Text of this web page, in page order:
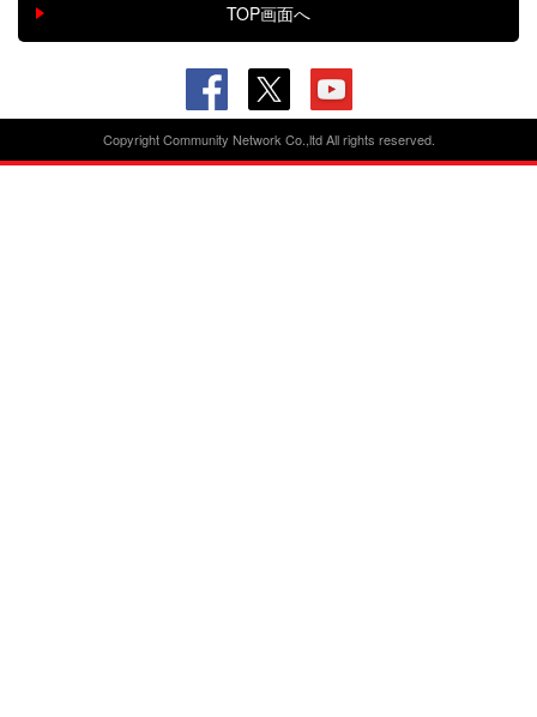
Copyright Community Network Co.,ltd All rights reserved.